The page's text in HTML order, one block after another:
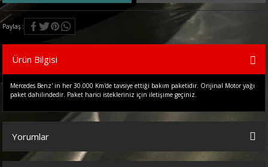
Paylaş
Ürün Bilgisi
Mercedes Benz' in her 30.000 Km'de tavsiye ettiği bakım paketidir. Orijinal Motor yağı
paket dahilindedir. Paket harici istekleriniz için iletişime geçiniz.
Yorumlar